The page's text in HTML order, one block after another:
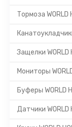
Тормоза WORLD
Защелки WORLD
Мониторы
Буферы WORLD
Датчики WORLD